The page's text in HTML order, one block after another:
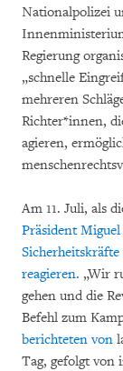
Nationalpolizei
Regierung
„schnelle
mehreren
Richter*innen,
agieren,
Am 11. Juli, als
Präsident
reagieren. „Wir
gehen und die
Befehl zum
berichteten von
Tag, gefolgt von